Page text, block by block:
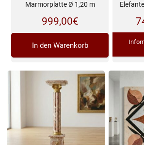
Marmorplatte Ø 1,20 m
999,00€
In den Warenkorb